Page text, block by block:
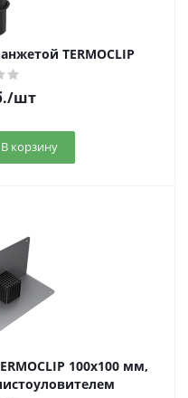
TERMOCLIP
/шт
В корзину
100х100 мм,